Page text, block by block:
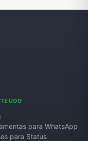
para WhatsApp
para Status